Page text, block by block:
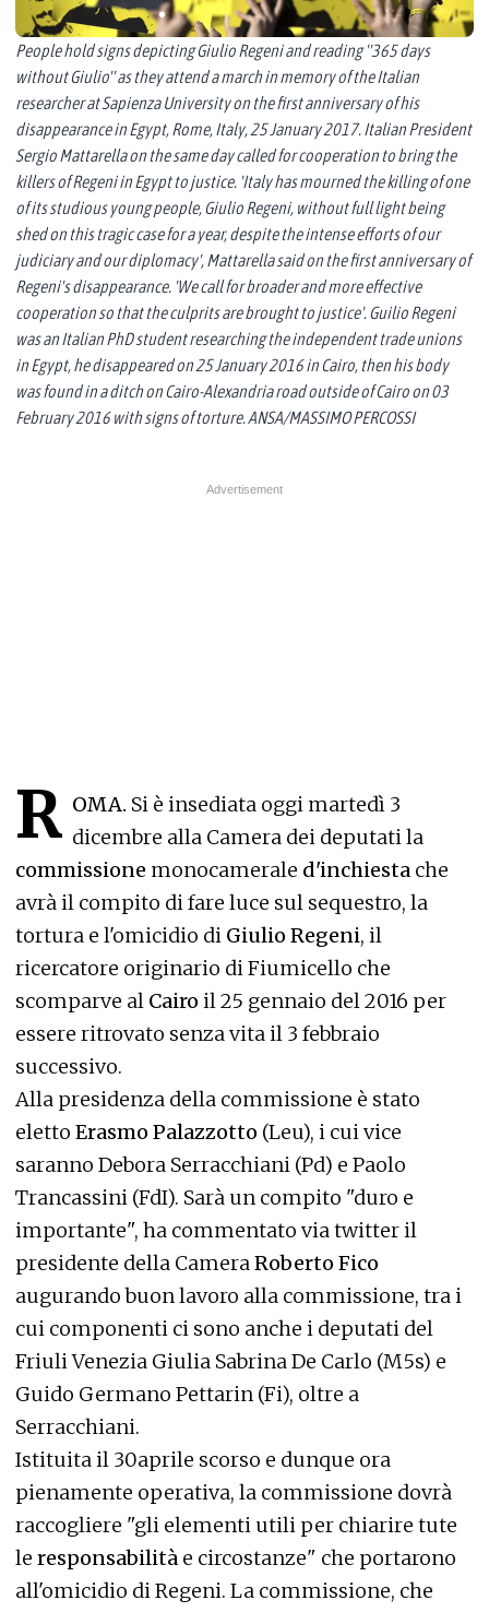
People hold signs depicting Giulio Regeni and reading ''365 days
without Giulio'' as they attend a march in memory of the Italian
researcher at Sapienza University on the first anniversary of his
disappearance in Egypt, Rome, Italy, 25 January 2017. Italian President
Sergio Mattarella on the same day called for cooperation to bring the
killers of Regeni in Egypt to justice. 'Italy has mourned the killing of one
of its studious young people, Giulio Regeni, without full light being
shed on this tragic case for a year, despite the intense efforts of our
judiciary and our diplomacy', Mattarella said on the first anniversary of
Regeni's disappearance. 'We call for broader and more effective
cooperation so that the culprits are brought to justice'. Guilio Regeni
was an Italian PhD student researching the independent trade unions
in Egypt, he disappeared on 25 January 2016 in Cairo, then his body
was found in a ditch on Cairo-Alexandria road outside of Cairo on 03
February 2016 with signs of torture. ANSA/MASSIMO PERCOSSI
R OMA. Si è insediata oggi martedì 3
dicembre alla Camera dei deputati la
commissione monocamerale d'inchiesta che
avrà il compito di fare luce sul sequestro, la
tortura e l'omicidio di Giulio Regeni, il
ricercatore originario di Fiumicello che
scomparve al Cairo il 25 gennaio del 2016 per
essere ritrovato senza vita il 3 febbraio
successivo.
Alla presidenza della commissione è stato
eletto Erasmo Palazzotto (Leu), i cui vice
saranno Debora Serracchiani (Pd) e Paolo
Trancassini (FdI). Sarà un compito "duro e
importante", ha commentato via twitter il
presidente della CameraRoberto Fico
augurando buon lavoro alla commissione, tra i
cui componenti ci sono anche i deputati del
Friuli Venezia Giulia Sabrina De Carlo (M5s) e
Guido Germano Pettarin (Fi), oltre a
Serracchiani.
Istituita il 30aprile scorso e dunque ora
pienamente operativa, la commissione dovrà
raccogliere "gli elementi utili per chiarire tute
le responsabilità e circostanze" che portarono
all'omicidio di Regeni. La commissione, che